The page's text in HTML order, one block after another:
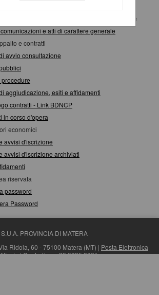
di carattere generale riferiti a tutte le procedure
e atti di carattere generale
e contratti
avvio consultazione
procedure
aggiudicazione, esiti e affidamenti
contratti - Link BDNCP
in corso d'opera
economici
avvisi d'iscrizione
avvisi d'iscrizione archiviati
riservata
password
Password
S.U.A. PROVINCIA DI MATERA
Ridola, 60 - 75100 Matera (MT) | Posta Elettronica
| Centralino: +39 0835 3061